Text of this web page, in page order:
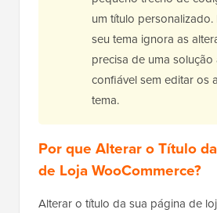
um título
seu tema ignora as
precisa de uma solução
confiável sem editar os
tema.
Por que Alterar o Título
de Loja WooCommerce?
Alterar o título da sua página de